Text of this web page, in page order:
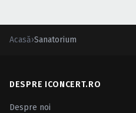
Acasă›Sanatorium
DESPRE ICONCERT.RO
Despre noi